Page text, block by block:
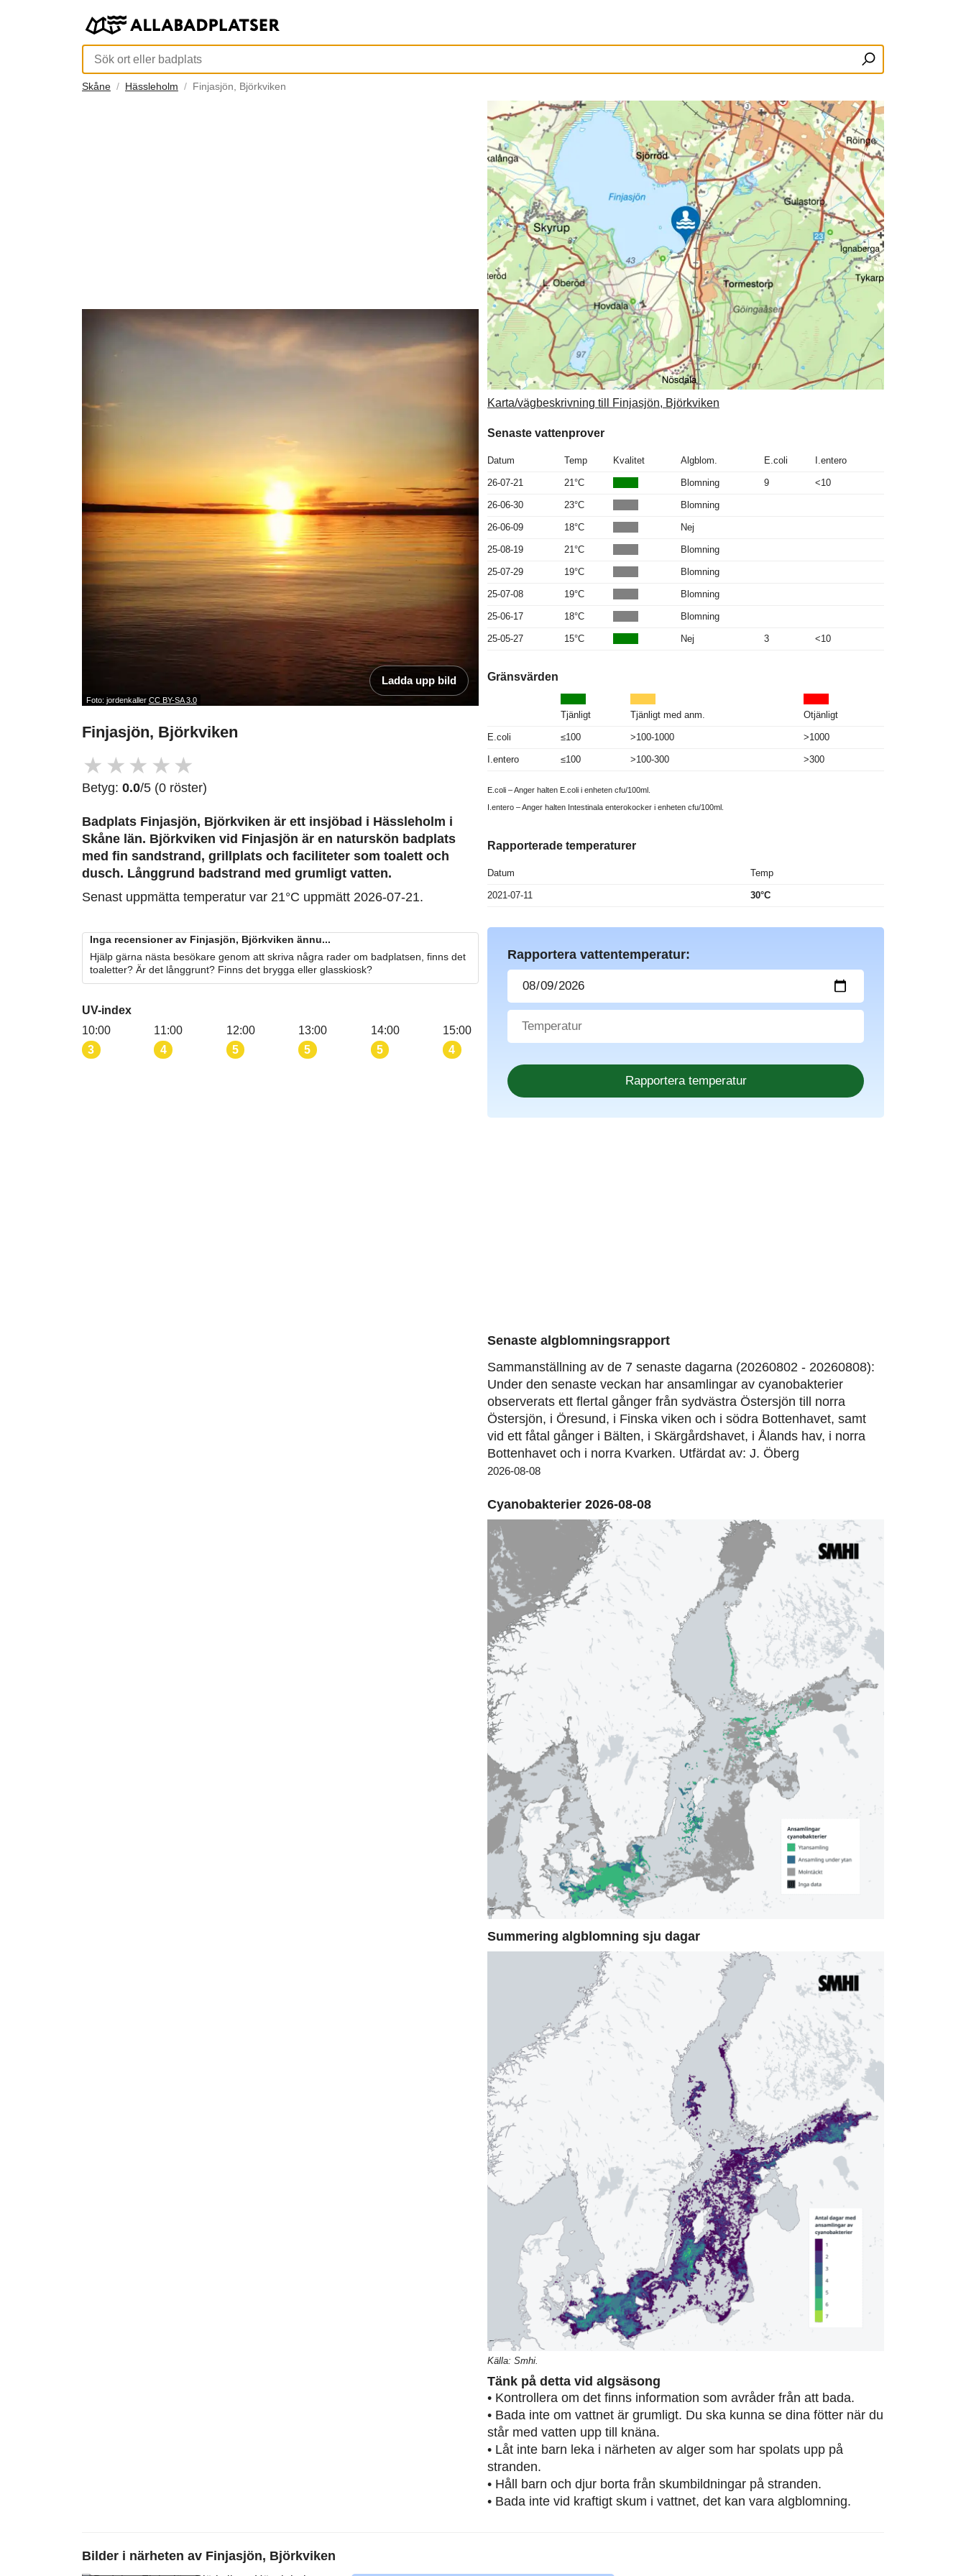
Skåne Hässleholm Finjasjön, Björkviken
Foto: jordenkaller CC BY-SA 3.0
Ladda upp bild
Finjasjön, Björkviken
★ ★ ★ ★ ★
Betyg: 0.0/5 (0 röster)
Badplats Finjasjön, Björkviken är ett insjöbad i Hässleholm i
Skåne län. Björkviken vid Finjasjön är en naturskön badplats
med fin sandstrand, grillplats och faciliteter som toalett och
dusch. Långgrund badstrand med grumligt vatten.
Senast uppmätta temperatur var 21°C uppmätt 2026-07-21.
Inga recensioner av Finjasjön, Björkviken ännu...
Hjälp gärna nästa besökare genom att skriva några rader om badplatsen, finns det
toaletter? Är det långgrunt? Finns det brygga eller glasskiosk?
UV-index
10:00
3
11:00
4
12:00
5
13:00
5
14:00
5
15:00
4
Karta/vägbeskrivning till Finjasjön, Björkviken
Senaste vattenprover
Datum Temp Kvalitet Algblom. E.coli I.entero
26-07-21 21°C Blomning 9 <10
26-06-30 23°C Blomning
26-06-09 18°C Nej
25-08-19 21°C Blomning
25-07-29 19°C Blomning
25-07-08 19°C Blomning
25-06-17 18°C Blomning
25-05-27 15°C Nej 3 <10
Gränsvärden
Tjänligt Tjänligt med anm. Otjänligt
E.coli ≤100 >100-1000 >1000
I.entero ≤100 >100-300 >300
E.coli – Anger halten E.coli i enheten cfu/100ml.
I.entero – Anger halten Intestinala enterokocker i enheten cfu/100ml.
Rapporterade temperaturer
Datum Temp
2021-07-11 30°C
Rapportera vattentemperatur:
Senaste algblomningsrapport
Sammanställning av de 7 senaste dagarna (20260802 - 20260808):
Under den senaste veckan har ansamlingar av cyanobakterier
observerats ett flertal gånger från sydvästra Östersjön till norra
Östersjön, i Öresund, i Finska viken och i södra Bottenhavet, samt
vid ett fåtal gånger i Bälten, i Skärgårdshavet, i Ålands hav, i norra
Bottenhavet och i norra Kvarken. Utfärdat av: J. Öberg
2026-08-08
Cyanobakterier 2026-08-08
Summering algblomning sju dagar
Källa: Smhi.
Tänk på detta vid algsäsong
• Kontrollera om det finns information som avråder från att bada.
• Bada inte om vattnet är grumligt. Du ska kunna se dina fötter när du
står med vatten upp till knäna.
• Låt inte barn leka i närheten av alger som har spolats upp på
stranden.
• Håll barn och djur borta från skumbildningar på stranden.
• Bada inte vid kraftigt skum i vattnet, det kan vara algblomning.
Bilder i närheten av Finjasjön, Björkviken